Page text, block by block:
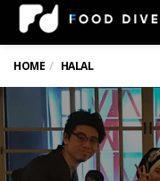
HOME HALAL